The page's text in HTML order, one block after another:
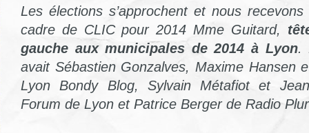
Les élections s’approchent et nous
cadre de CLIC pour 2014 Mme Guitard,
gauche aux municipales de 2014 à Lyon.
avait Sébastien Gonzalves, Maxime Hansen
Lyon Bondy Blog, Sylvain Métafiot et
Forum de Lyon et Patrice Berger de Radio